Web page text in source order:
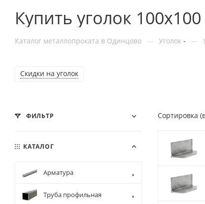
Купить уголок
Каталог металлопроката в Одинцово — Уголок —
Cкидки на уголок
Сортировка
ФИЛЬТР
КАТАЛОГ
Арматура
Труба профильная